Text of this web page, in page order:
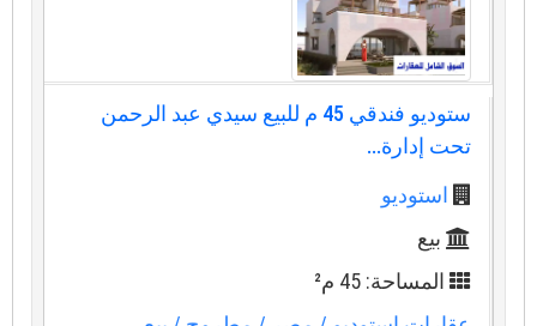
ستوديو فندقي 45 م للبيع سيدي عبد الرحمن
تحت إدارة...
استوديو
بيع
المساحة: 45 م²